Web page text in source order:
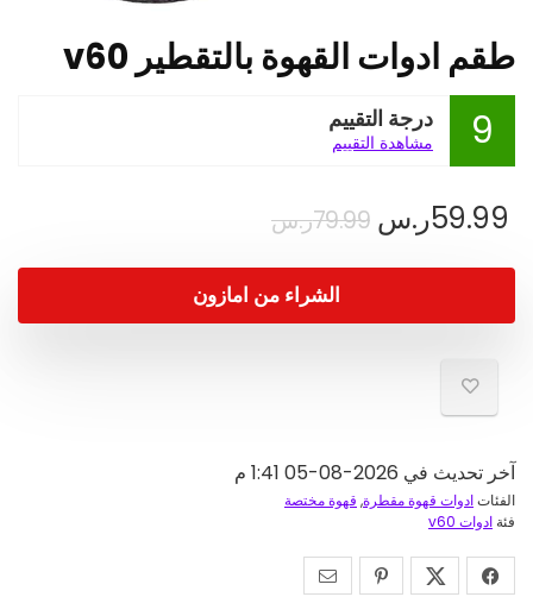
طقم ادوات القهوة بالتقطير v60
9 درجة التقييم
مشاهدة التقييم
79.99ر.سالسعر
هو:
79.99ر.س.
59.99ر.س
السعر
هو:
59.99ر.س.
الشراء من امازون
آخر تحديث في 2026-08-05 1:41 م
الفئاتادوات قهوة مقطرة, قهوة مختصة
فئة ادوات v60